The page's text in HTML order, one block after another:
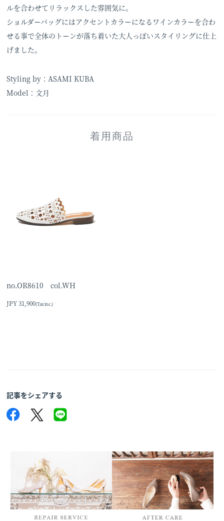
ルを合わせてリラックスした雰囲気に。
ショルダーバッグにはアクセントカラーになるワインカラーを合わ
せる事で全体のトーンが落ち着いた大人っぽいスタイリングに仕上
げました。
Styling by：ASAMI KUBA
Model：文月
着用商品
no.OR8610 col.WH
JPY 31,900(Tax inc.)
記事をシェアする